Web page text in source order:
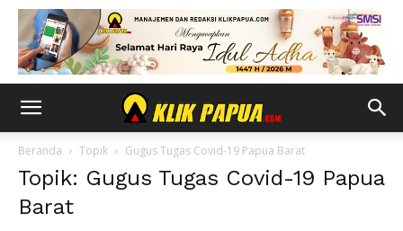
Beranda Topik Gugus Tugas Covid-19 Papua Barat
Topik: Gugus Tugas Covid-19 Papua
Barat